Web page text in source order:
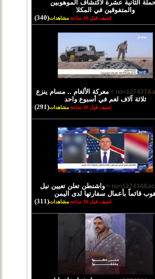
الثانية عشرة لاكتشاف الموهوبين
والمتفوقين في المكلا
اضيف قبل 10 ساعة مشاهدات(340)
معركة الألغام .. مسام ينزع
ثلاثة آلاف لغم في أسبوع واحد
اضيف قبل 10 ساعة مشاهدات(291)
واشنطن تعلن تعيين نيل
قائماً بأعمال سفارتها لدى اليمن
اضيف قبل 10 ساعة مشاهدات(311)